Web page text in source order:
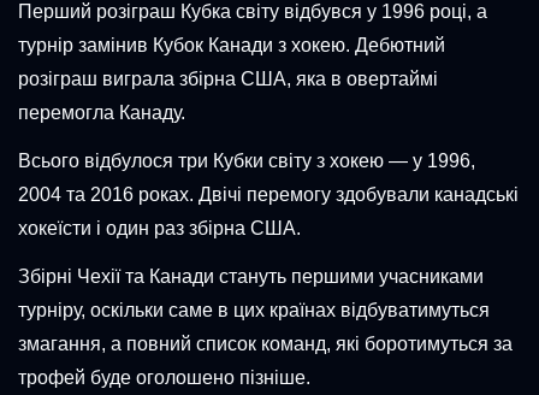
Перший розіграш Кубка світу відбувся у 1996 році, а
турнір замінив Кубок Канади з хокею. Дебютний
розіграш виграла збірна США, яка в овертаймі
перемогла Канаду.
Всього відбулося три Кубки світу з хокею — у 1996,
2004 та 2016 роках. Двічі перемогу здобували канадські
хокеїсти і один раз збірна США.
Збірні Чехії та Канади стануть першими учасниками
турніру, оскільки саме в цих країнах відбуватимуться
змагання, а повний список команд, які боротимуться за
трофей буде оголошено пізніше.